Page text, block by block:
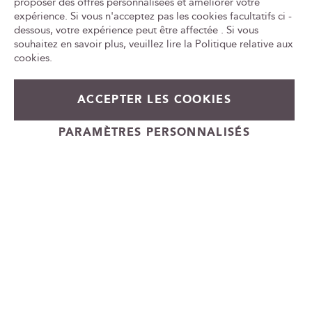
En rupture de stock
+
-
n
e
w
s
e
e
Cadeauvin.fr - © Copyright 2024 - Tous droits réservés
expérience. Si vous n'acceptez pas les cookies facultatifs ci -
dessous, votre expérience peut être affectée . Si vous
souhaitez en savoir plus, veuillez lire la Politique relative aux
cookies.
ACCEPTER LES COOKIES
PARAMÈTRES PERSONNALISÉS